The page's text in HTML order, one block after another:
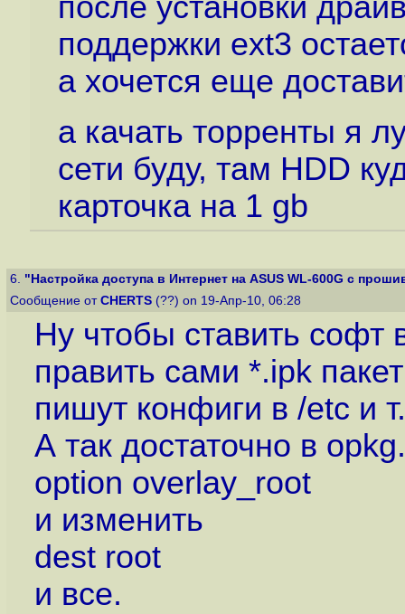
после установки
поддержки ext3
а хочется еще
а качать торренты я
сети буду, там HDD
карточка на 1 gb
6. "Настройка доступа в Интернет на ASUS WL-600G с
Сообщение от CHERTS (??) on 19-Апр-10, 06:28
Ну чтобы ставить софт
править сами *.ipk
пишут конфиги в /etc и
А так достаточно в
option overlay_root
и изменить
dest root
и все.